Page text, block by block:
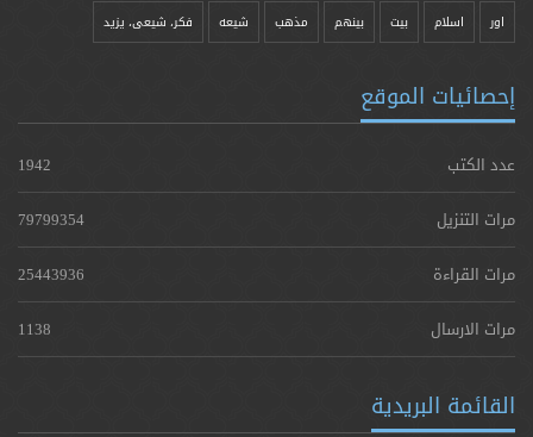
اور اسلام بیت بينهم مذهب شيعه فکر، شیعی، یزيد
إحصائيات الموقع
عدد الكتب
1942
مرات التنزيل
79799354
مرات القراءة
25443936
مرات الارسال
1138
القائمة البريدية